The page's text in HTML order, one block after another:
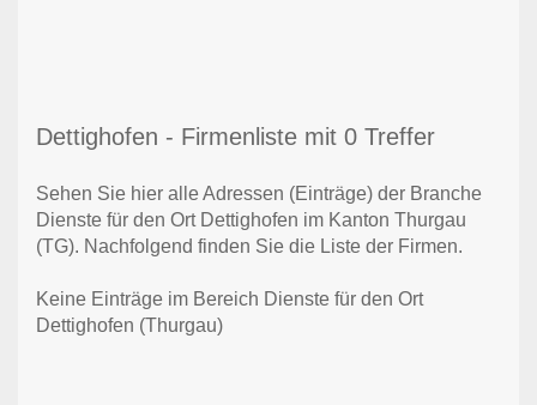
Dettighofen - Firmenliste mit 0 Treffer
Sehen Sie hier alle Adressen (Einträge) der Branche
Dienste für den Ort Dettighofen im Kanton Thurgau
(TG). Nachfolgend finden Sie die Liste der Firmen.
Keine Einträge im Bereich Dienste für den Ort
Dettighofen (Thurgau)